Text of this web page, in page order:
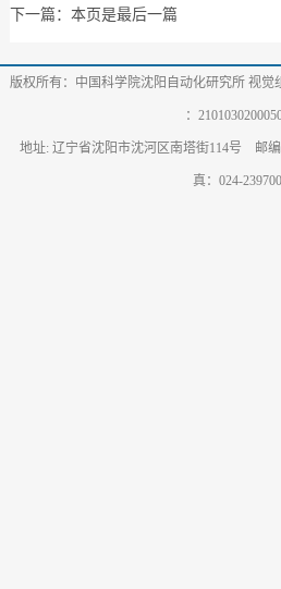
下一篇：本页是最后一篇
版权所有：中国科学院沈阳自动化研究所 视
：
地址: 辽宁省沈阳市沈河区南塔街114号 邮编
真：024-